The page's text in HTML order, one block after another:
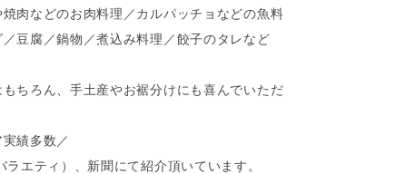
肉などのお肉料理／カルパッチョなどの魚料
豆腐／鍋物／煮込み料理／餃子のタレなど
もちろん、手土産やお裾分けにも喜んでいただ
績多数／
ラエティ）、新聞にて紹介頂いています。